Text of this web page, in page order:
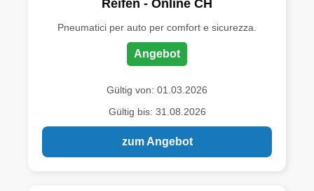
Reifen - Online CH
Pneumatici per auto per comfort e sicurezza.
Angebot
Gültig von: 01.03.2026
Gültig bis: 31.08.2026
zum Angebot